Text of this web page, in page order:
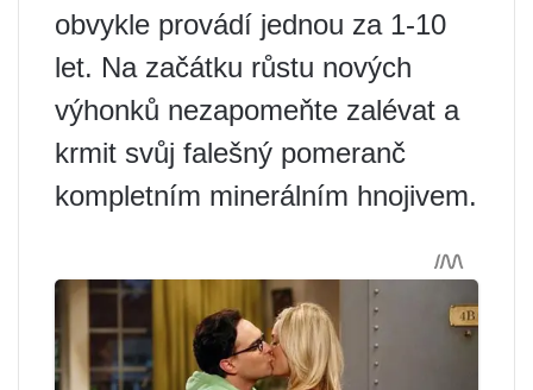
obvykle provádí jednou za 1-10
let. Na začátku růstu nových
výhonků nezapomeňte zalévat a
krmit svůj falešný pomeranč
kompletním minerálním hnojivem.